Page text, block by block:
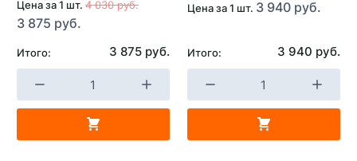
Цена за 1 шт. 4 030 руб.
3 875 руб.
Итого: 3 875 руб.
Цена за 1 шт. 3 940 руб.
Итого: 3 940 руб.